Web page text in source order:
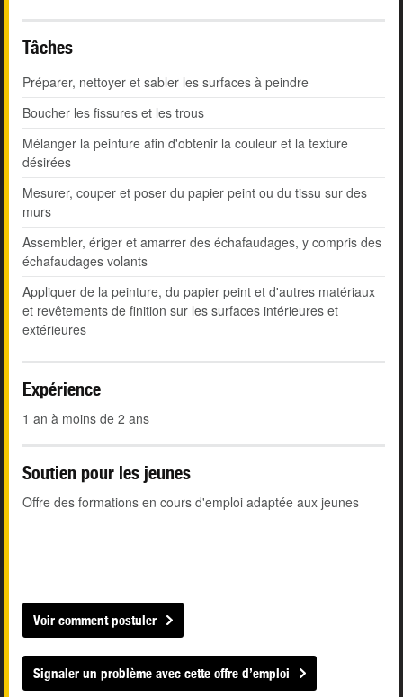
Tâches
Préparer, nettoyer et sabler les surfaces à peindre
Boucher les fissures et les trous
Mélanger la peinture afin d'obtenir la couleur et la texture
désirées
Mesurer, couper et poser du papier peint ou du tissu sur des
murs
Assembler, ériger et amarrer des échafaudages, y compris des
échafaudages volants
Appliquer de la peinture, du papier peint et d'autres matériaux
et revêtements de finition sur les surfaces intérieures et
extérieures
Expérience
1 an à moins de 2 ans
Soutien pour les jeunes
Offre des formations en cours d'emploi adaptée aux jeunes
Voir comment postuler
Signaler un problème avec cette offre d’emploi